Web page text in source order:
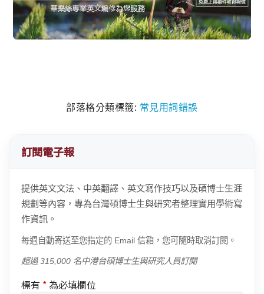
部落格分類標籤: 常見用詞錯誤
訂閱電子報
提供英文文法、中英翻譯、英文寫作技巧以及碩博士生涯
規劃等內容，專為台灣碩博士生與研究者整理實用學術寫
作資訊。
每週自動寄送至您指定的 Email 信箱，您可隨時取消訂閱。
超過 315,000 名中港台碩博士生與研究人員訂閱
標有 * 為必填欄位